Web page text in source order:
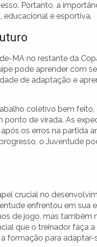
Portanto, a
educacional e esportiva.
MA no restante da
pode aprender com
de adaptação e
coletivo bem
ponto de virada. As
os erros na partida
o Juventude
crucial no
enfrentou em sua
de jogo, mas
que o treinador faça
formação para